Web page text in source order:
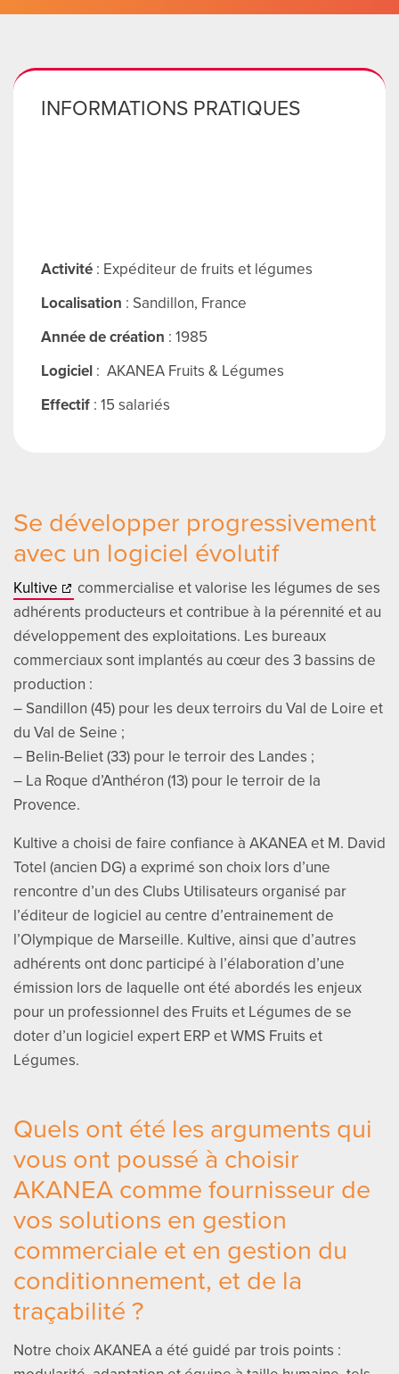
INFORMATIONS PRATIQUES
Activité: Expéditeur de fruits et légumes
Localisation : Sandillon, France
Année de création : 1985
Logiciel: AKANEA Fruits & Légumes
Effectif : 15 salariés
Se développer progressivement
avec un logiciel évolutif
Kultive
commercialise et valorise les légumes de ses
adhérents producteurs et contribue à la pérennité et au
développement des exploitations. Les bureaux
commerciaux sont implantés au cœur des 3 bassins de
production :
– Sandillon (45) pour les deux terroirs du Val de Loire et
du Val de Seine ;
– Belin-Beliet (33) pour le terroir des Landes ;
– La Roque d’Anthéron (13) pour le terroir de la
Provence.
Kultive a choisi de faire confiance à AKANEA et M. David
Totel (ancien DG) a exprimé son choix lors d’une
rencontre d’un des Clubs Utilisateurs organisé par
l’éditeur de logiciel au centre d’entrainement de
l’Olympique de Marseille. Kultive, ainsi que d’autres
adhérents ont donc participé à l’élaboration d’une
émission lors de laquelle ont été abordés les enjeux
pour un professionnel des Fruits et Légumes de se
doter d’un logiciel expert ERP et WMS Fruits et
Légumes.
Quels ont été les arguments qui
vous ont poussé à choisir
AKANEA comme fournisseur de
vos solutions en gestion
commerciale et en gestion du
conditionnement, et de la
traçabilité ?
Notre choix AKANEA a été guidé par trois points :